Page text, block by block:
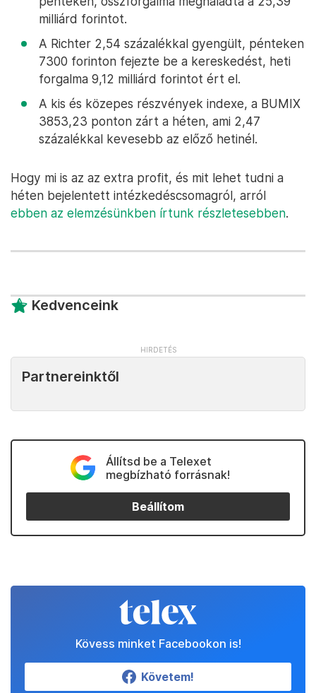
milliárd forintot.
A Richter 2,54 százalékkal gyengült, pénteken
7300 forinton fejezte be a kereskedést, heti
forgalma 9,12 milliárd forintot ért el.
A kis és közepes részvények indexe, a BUMIX
3853,23 ponton zárt a héten, ami 2,47
százalékkal kevesebb az előző hetinél.
Hogy mi is az az extra profit, és mit lehet tudni a
héten bejelentett intézkedéscsomagról, arról
ebben az elemzésünkben írtunk részletesebben.
Kedvenceink
Partnereinktől
Állítsd be a Telexet
megbízható forrásnak!
Beállítom
Kövess minket Facebookon is!
Követem!